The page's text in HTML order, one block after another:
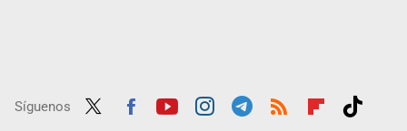
Síguenos